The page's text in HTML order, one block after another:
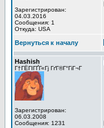
Зарегистрирован:
04.03.2016
Сообщения: 1
Откуда: USA
Вернуться к началу
Hashish
Г†ГЁГІГҐГ«Гј ГґГ®Г°ГіГ¬Г
Зарегистрирован:
06.03.2008
Сообщения: 1231